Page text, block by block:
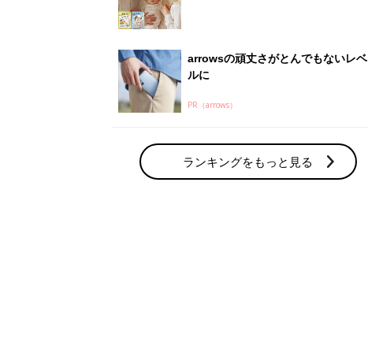
arrowsの頑丈さがとんでもないレベ
ルに
PR（arrows）
ランキングをもっと見る